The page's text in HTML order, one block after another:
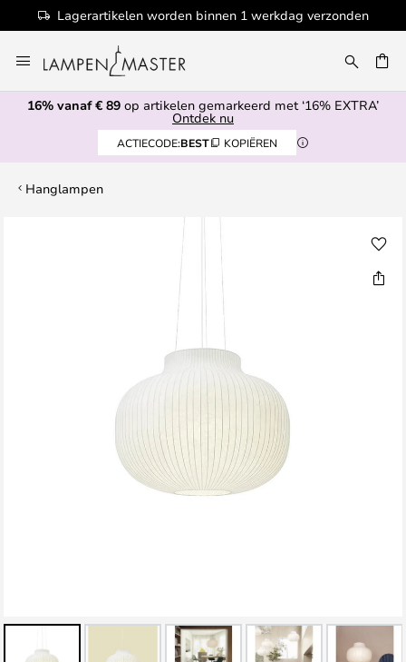
Lagerartikelen worden binnen 1 werkdag verzonden
naar
de
inhoud
16% vanaf € 89 op artikelen gemarkeerd met ‘16% EXTRA’
Ontdek nu
ACTIECODE:BEST KOPIËREN
Hanglampen